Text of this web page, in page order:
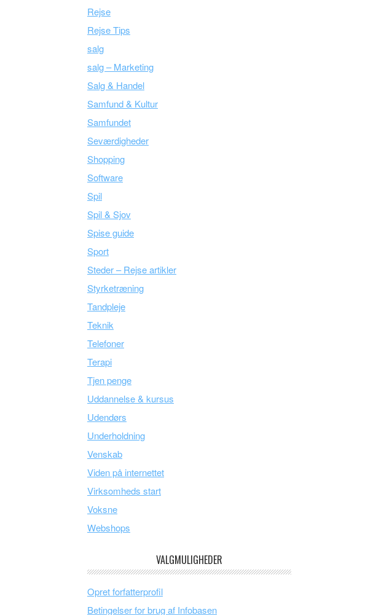
Rejse
Rejse Tips
salg
salg – Marketing
Salg & Handel
Samfund & Kultur
Samfundet
Seværdigheder
Shopping
Software
Spil
Spil & Sjov
Spise guide
Sport
Steder – Rejse artikler
Styrketræning
Tandpleje
Teknik
Telefoner
Terapi
Tjen penge
Uddannelse & kursus
Udendørs
Underholdning
Venskab
Viden på internettet
Virksomheds start
Voksne
Webshops
VALGMULIGHEDER
Opret forfatterprofil
Betingelser for brug af Infobasen